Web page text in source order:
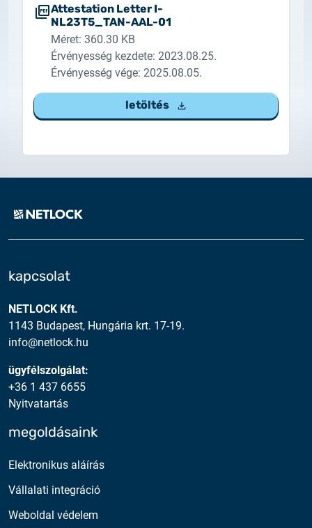
Attestation Letter I-
NL23T5_TAN-AAL-01
Méret: 360.30 KB
Érvényesség kezdete: 2023.08.25.
Érvényesség vége: 2025.08.05.
letöltés
kapcsolat
NETLOCK Kft.
1143 Budapest, Hungária krt. 17-19.
info@netlock.hu
ügyfélszolgálat:
+36 1 437 6655
Nyitvatartás
megoldásaink
Elektronikus aláírás
Vállalati integráció
Weboldal védelem